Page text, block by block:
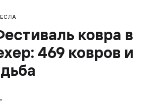
ковра в
469 ковров и